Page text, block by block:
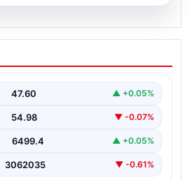
Gelen Büyük
Anıtkabir Gezisiyle
eden Abuzer ve Zeynep Yıldırım
47.60 ▲ +0.05%
54.98 ▼ -0.07%
6499.4 ▲ +0.05%
3062035 ▼ -0.61%